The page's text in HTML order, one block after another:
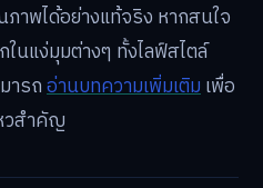
าพได้อย่างแท้จริง หากสนใจ
ในแง่มุมต่างๆ ทั้งไลฟ์สไตล์
ารถอ่านบทความเพิ่มเติมเพื่อ
วสำคัญ